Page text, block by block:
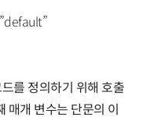
를 정의하기 위해 호출
매개 변수는 단문의 이